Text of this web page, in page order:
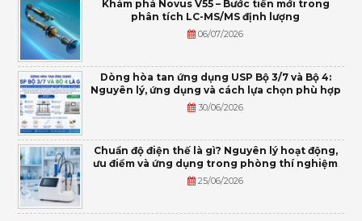
Khám phá Novus V55 – Bước tiến mới trong
phân tích LC-MS/MS định lượng
06/07/2026
Dòng hòa tan ứng dụng USP Bộ 3/7 và Bộ 4:
Nguyên lý, ứng dụng và cách lựa chọn phù hợp
30/06/2026
Chuẩn độ điện thế là gì? Nguyên lý hoạt động,
ưu điểm và ứng dụng trong phòng thí nghiệm
25/06/2026